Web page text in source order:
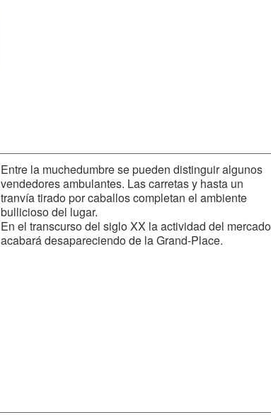
Entre la muchedumbre se pueden distinguir algunos
vendedores ambulantes. Las carretas y hasta un
tranvía tirado por caballos completan el ambiente
bullicioso del lugar.
En el transcurso del siglo XX la actividad del mercado
acabará desapareciendo de la Grand-Place.